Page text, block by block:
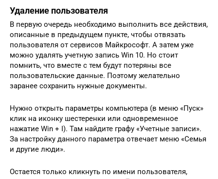
Удаление пользователя
В первую очередь необходимо выполнить все действия,
описанные в предыдущем пункте, чтобы отвязать
пользователя от сервисов Майкрософт. А затем уже
можно удалять учетную запись Win 10. Но стоит
помнить, что вместе с тем будут потеряны все
пользовательские данные. Поэтому желательно
заранее сохранить нужные документы.
Нужно открыть параметры компьютера (в меню «Пуск»
клик на иконку шестеренки или одновременное
нажатие Win + I). Там найдите графу «Учетные записи».
За настройку данного параметра отвечает меню «Семья
и другие люди».
Остается только кликнуть по имени пользователя,